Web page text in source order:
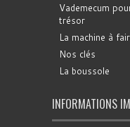
Vademecum
trésor
La machine à
Nos clés
La boussole
INFORMATIONS